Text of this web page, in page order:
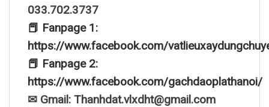
033.702.3737
📕 Fanpage 1:
https://www.facebook.com/
📕 Fanpage 2:
https://www.facebook.com/gachdaoplathanoi/
✉ Gmail: Thanhdat.vlxdht@gmail.com